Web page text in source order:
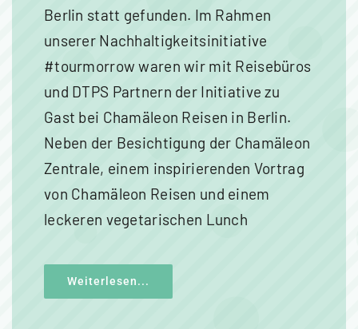
Berlin statt gefunden. Im Rahmen
unserer Nachhaltigkeitsinitiative
#tourmorrow waren wir mit Reisebüros
und DTPS Partnern der Initiative zu
Gast bei Chamäleon Reisen in Berlin.
Neben der Besichtigung der Chamäleon
Zentrale, einem inspirierenden Vortrag
von Chamäleon Reisen und einem
leckeren vegetarischen Lunch
Weiterlesen...